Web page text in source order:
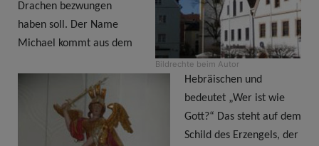
Bildrechte beim Autor
Drachen bezwungen
haben soll. Der Name
Michael kommt aus dem
Hebräischen und
bedeutet „Wer ist wie
Gott?“ Das steht auf dem
Schild des Erzengels, der